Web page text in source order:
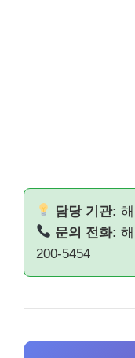
담당 기관:
문의 전화:
200-5454